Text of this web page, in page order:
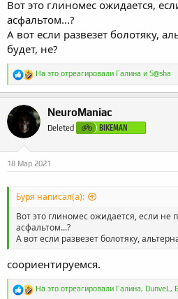
Вот это глиномес ожидается,
асфальтом...?
А вот если развезет болотяку,
будет, не?
Р
а
ц
и
и
На это отреагировали Галина и S@sha
NeuroManiac
Deleted BIKEMAN
18 Мар 2021
Буря написал(а):
Вот это глиномес ожидается, если не
асфальтом...?
А вот если развезет болотяку,
соориентируемся.
РНа это отреагировали Галина, DunveL ,